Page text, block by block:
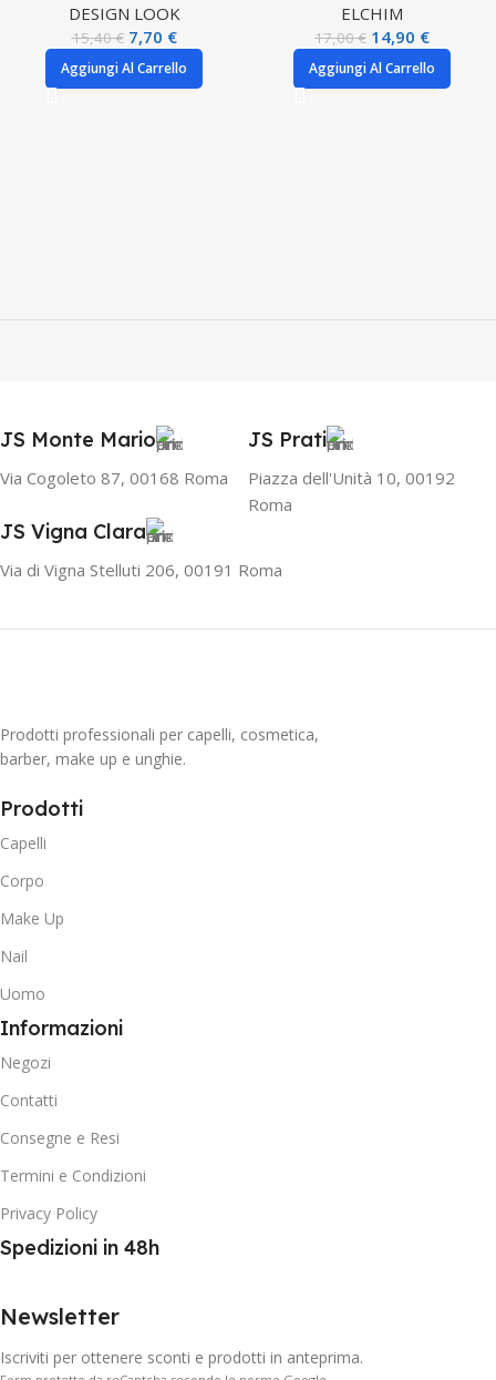
DESIGN LOOK
15,40€ 7,70 €
Aggiungi Al Carrello
ELCHIM
17,00€ 14,90 €
Aggiungi Al Carrello
JS Monte Mario
Via Cogoleto 87, 00168 Roma
JS Prati
Piazza dell'Unità 10, 00192
Roma
JS Vigna Clara
Via di Vigna Stelluti 206, 00191 Roma
Prodotti professionali per capelli, cosmetica,
barber, make up e unghie.
Prodotti
Capelli
Corpo
Make Up
Nail
Uomo
Informazioni
Negozi
Contatti
Consegne e Resi
Termini e Condizioni
Privacy Policy
Spedizioni in 48h
Newsletter
Iscriviti per ottenere sconti e prodotti in anteprima.